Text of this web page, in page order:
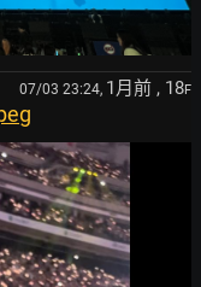
07/03 23:24, 1月前 , 18F